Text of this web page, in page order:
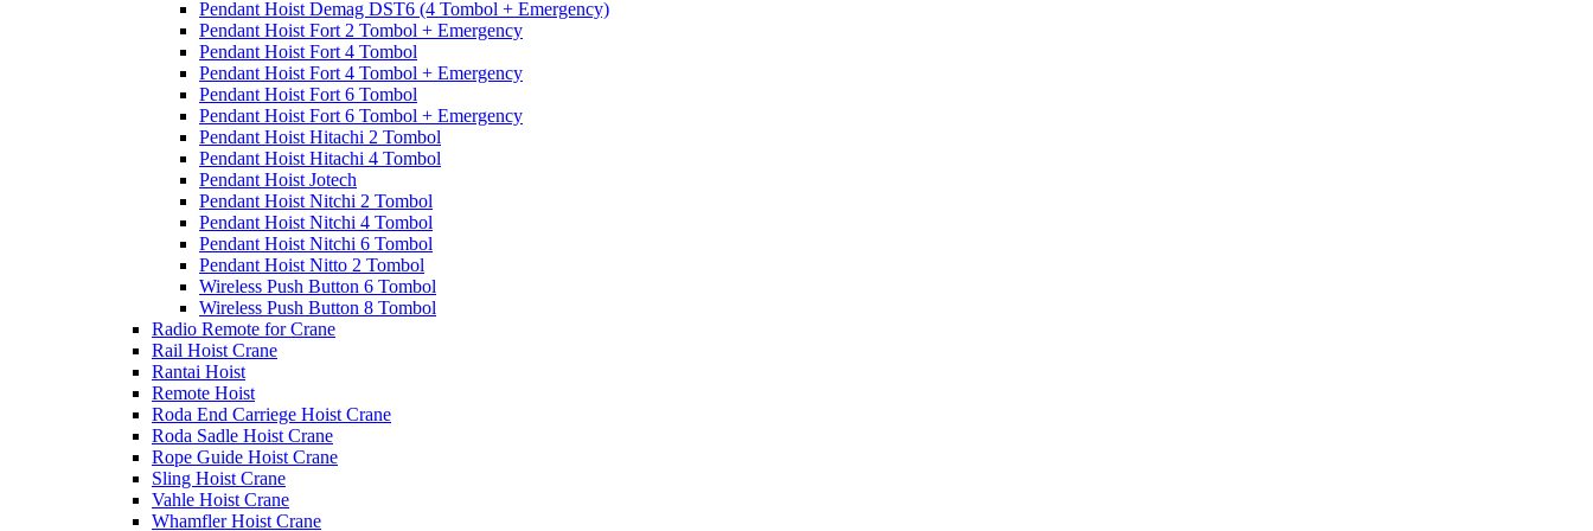
Pendant Hoist Demag DST6 (4 Tombol + Emergency)
Pendant Hoist Fort 2 Tombol + Emergency
Pendant Hoist Fort 4 Tombol
Pendant Hoist Fort 4 Tombol + Emergency
Pendant Hoist Fort 6 Tombol
Pendant Hoist Fort 6 Tombol + Emergency
Pendant Hoist Hitachi 2 Tombol
Pendant Hoist Hitachi 4 Tombol
Pendant Hoist Jotech
Pendant Hoist Nitchi 2 Tombol
Pendant Hoist Nitchi 4 Tombol
Pendant Hoist Nitchi 6 Tombol
Pendant Hoist Nitto 2 Tombol
Wireless Push Button 6 Tombol
Wireless Push Button 8 Tombol
Radio Remote for Crane
Rail Hoist Crane
Rantai Hoist
Remote Hoist
Roda End Carriege Hoist Crane
Roda Sadle Hoist Crane
Rope Guide Hoist Crane
Sling Hoist Crane
Vahle Hoist Crane
Whamfler Hoist Crane